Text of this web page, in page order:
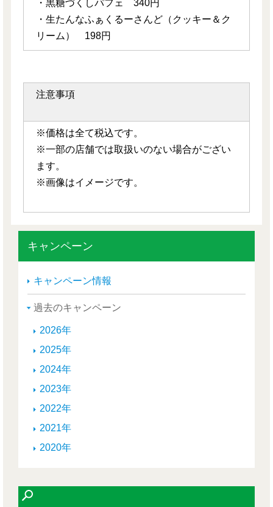
・黒糖づくしパフェ 340円
・生たんなふぁくるーさんど（クッキー＆ク
リーム） 198円
注意事項
※価格は全て税込です。
※一部の店舗では取扱いのない場合がござい
ます。
※画像はイメージです。
キャンペーン
キャンペーン情報
過去のキャンペーン
2026年
2025年
2024年
2023年
2022年
2021年
2020年